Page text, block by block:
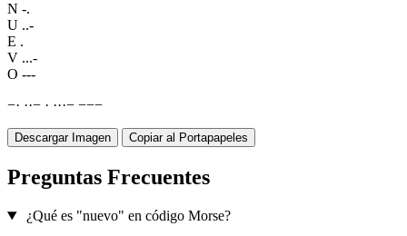
N -.
U ..-
E .
V ...-
O ---
−· ··− · ···− −−−
Descargar Imagen Copiar al Portapapeles
Preguntas Frecuentes
¿Qué es "nuevo" en código Morse?